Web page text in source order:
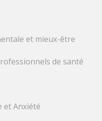
et mieux-être
de santé
et Anxiété